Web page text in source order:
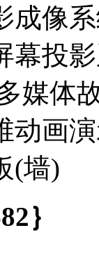
成像
幕投
媒体
动画
(墙)
｝